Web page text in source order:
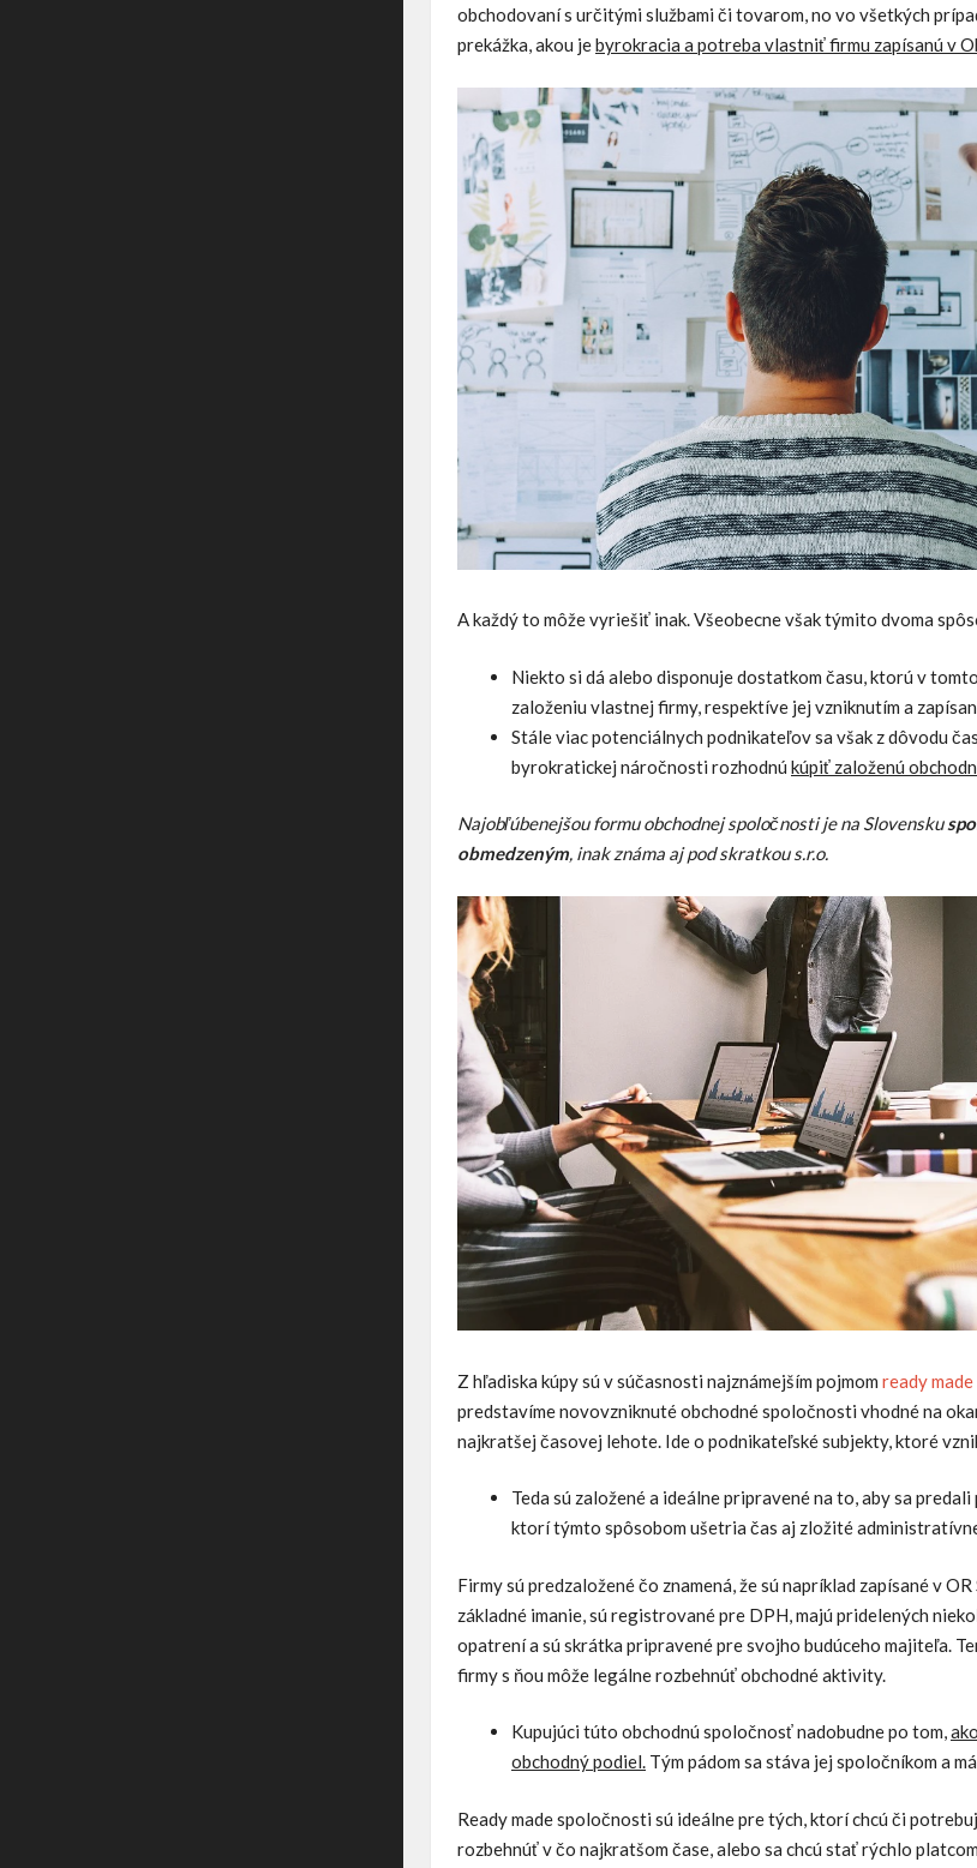
obchodovaní s určitými službami či tovarom, no vo všetkých
prekážka, akou jebyrokracia a potreba vlastniť firmu zapísanú v
A každý to môže vyriešiť inak. Všeobecne však týmito dvoma
Niekto si dá alebo disponuje dostatkom času, ktorú v
založeniu vlastnej firmy, respektíve jej vzniknutím a
Stále viac potenciálnych podnikateľov sa však z dôvodu
byrokratickej náročnosti rozhodnú kúpiť založenú
Najobľúbenejšou formu obchodnej spoločnosti je na Slovensku
obmedzeným, inak známa aj pod skratkou s.r.o.
Z hľadiska kúpy sú v súčasnosti najznámejším pojmom ready
predstavíme novovzniknuté obchodné spoločnosti vhodné na
najkratšej časovej lehote. Ide o podnikateľské subjekty, ktoré
Teda sú založené a ideálne pripravené na to, aby sa
ktorí týmto spôsobom ušetria čas aj zložité
Firmy sú predzaložené čo znamená, že sú napríklad zapísané v
základné imanie, sú registrované pre DPH, majú pridelených
opatrení a sú skrátka pripravené pre svojho budúceho majiteľa.
firmy s ňou môže legálne rozbehnúť obchodné aktivity.
Kupujúci túto obchodnú spoločnosť nadobudne po tom,
obchodný podiel. Tým pádom sa stáva jej spoločníkom a
Ready made spoločnosti sú ideálne pre tých, ktorí chcú či
rozbehnúť v čo najkratšom čase, alebo sa chcú stať rýchlo